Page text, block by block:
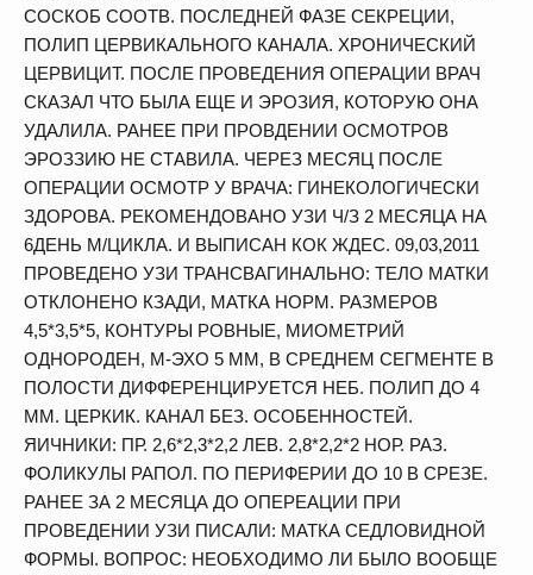
СОСКОБ СООТВ. ПОСЛЕДНЕЙ ФАЗЕ СЕКРЕЦИИ,
ПОЛИП ЦЕРВИКАЛЬНОГО КАНАЛА. ХРОНИЧЕСКИЙ
ЦЕРВИЦИТ. ПОСЛЕ ПРОВЕДЕНИЯ ОПЕРАЦИИ ВРАЧ
СКАЗАЛ ЧТО БЫЛА ЕЩЕ И ЭРОЗИЯ, КОТОРУЮ ОНА
УДАЛИЛА. РАНЕЕ ПРИ ПРОВДЕНИИ ОСМОТРОВ
ЭРОЗЗИЮ НЕ СТАВИЛА. ЧЕРЕЗ МЕСЯЦ ПОСЛЕ
ОПЕРАЦИИ ОСМОТР У ВРАЧА: ГИНЕКОЛОГИЧЕСКИ
ЗДОРОВА. РЕКОМЕНДОВАНО УЗИ Ч/З 2 МЕСЯЦА НА
6ДЕНЬ М/ЦИКЛА. И ВЫПИСАН КОК ЖДЕС. 09,03,2011
ПРОВЕДЕНО УЗИ ТРАНСВАГИНАЛЬНО: ТЕЛО МАТКИ
ОТКЛОНЕНО КЗАДИ, МАТКА НОРМ. РАЗМЕРОВ
4,5*3,5*5, КОНТУРЫ РОВНЫЕ, МИОМЕТРИЙ
ОДНОРОДЕН, М-ЭХО 5 ММ, В СРЕДНЕМ СЕГМЕНТЕ В
ПОЛОСТИ ДИФФЕРЕНЦИРУЕТСЯ НЕБ. ПОЛИП ДО 4
ММ. ЦЕРКИК. КАНАЛ БЕЗ. ОСОБЕННОСТЕЙ.
ЯИЧНИКИ: ПР. 2,6*2,3*2,2 ЛЕВ. 2,8*2,2*2 НОР. РАЗ.
ФОЛИКУЛЫ РАПОЛ. ПО ПЕРИФЕРИИ ДО 10 В СРЕЗЕ.
РАНЕЕ ЗА 2 МЕСЯЦА ДО ОПЕРЕАЦИИ ПРИ
ПРОВЕДЕНИИ УЗИ ПИСАЛИ: МАТКА СЕДЛОВИДНОЙ
ФОРМЫ. ВОПРОС: НЕОБХОДИМО ЛИ БЫЛО ВООБЩЕ